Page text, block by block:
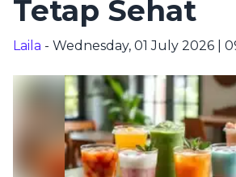
Tetap Sehat
Laila - Wednesday, 01 July 2026 |